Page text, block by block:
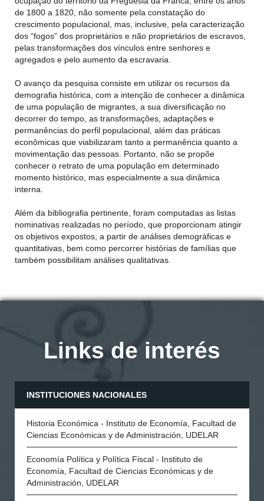
de 1800 a 1820, não somente pela constatação do
crescimento populacional, mas, inclusive, pela caracterização
dos “fogos” dos proprietários e não proprietários de escravos,
pelas transformações dos vínculos entre senhores e
agregados e pelo aumento da escravaria.
O avanço da pesquisa consiste em utilizar os recursos da
demografia histórica, com a intenção de conhecer a dinâmica
de uma população de migrantes, a sua diversificação no
decorrer do tempo, as transformações, adaptações e
permanências do perfil populacional, além das práticas
econômicas que viabilizaram tanto a permanência quanto a
movimentação das pessoas. Portanto, não se propõe
conhecer o retrato de uma população em determinado
momento histórico, mas especialmente a sua dinâmica
interna.
Além da bibliografia pertinente, foram computadas as listas
nominativas realizadas no período, que proporcionam atingir
os objetivos expostos, a partir de análises demográficas e
quantitativas, bem como percorrer histórias de famílias que
também possibilitam análises qualitativas.
Links de interés
INSTITUCIONES NACIONALES
Historia Económica - Instituto de Economía, Facultad de
Ciencias Económicas y de Administración, UDELAR
Economía Política y Política Fiscal - Instituto de
Economía, Facultad de Ciencias Económicas y de
Administración, UDELAR